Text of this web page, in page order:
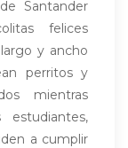
Santander
felices
y ancho
perritos y
mientras
a cumplir